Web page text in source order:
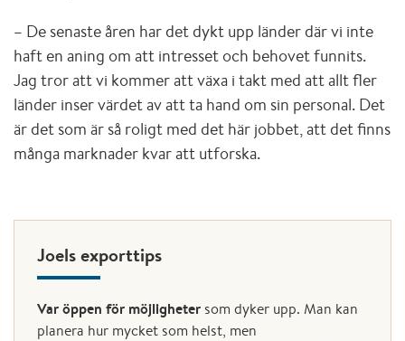
– De senaste åren har det dykt upp länder där vi inte
haft en aning om att intresset och behovet funnits.
Jag tror att vi kommer att växa i takt med att allt fler
länder inser värdet av att ta hand om sin personal. Det
är det som är så roligt med det här jobbet, att det finns
många marknader kvar att utforska.
Joels exporttips
Var öppen för möjligheter som dyker upp. Man kan
planera hur mycket som helst, men